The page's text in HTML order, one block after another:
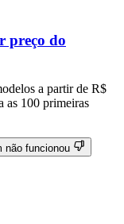
preço do
a partir de R$
as 100 primeiras
não funcionou